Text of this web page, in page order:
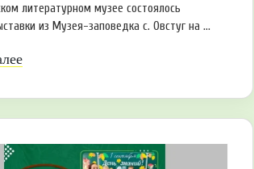
литературном музее состоялось
из Музея-заповедка с. Овстуг на ...